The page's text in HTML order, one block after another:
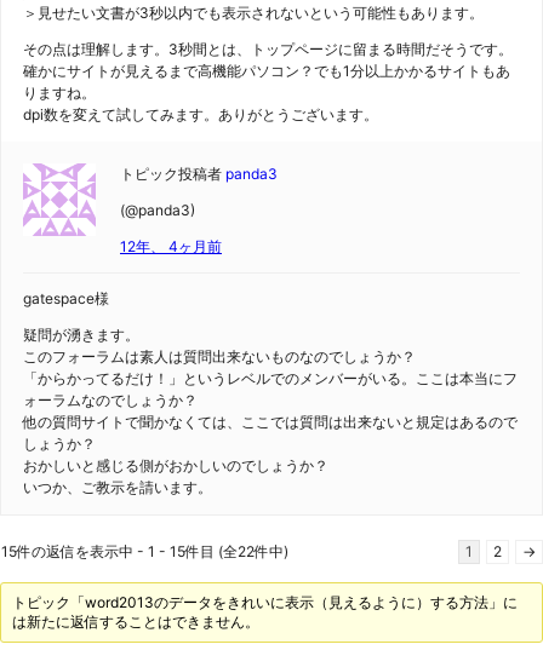
＞見せたい文書が3秒以内でも表示されないという可能性もあります。
その点は理解します。3秒間とは、トップページに留まる時間だそうです。
確かにサイトが見えるまで高機能パソコン？でも1分以上かかるサイトもあ
りますね。
dpi数を変えて試してみます。ありがとうございます。
トピック投稿者 panda3
(@panda3)
12年、 4ヶ月前
gatespace様
疑問が湧きます。
このフォーラムは素人は質問出来ないものなのでしょうか？
「からかってるだけ！」というレベルでのメンバーがいる。ここは本当にフ
ォーラムなのでしょうか？
他の質問サイトで聞かなくては、ここでは質問は出来ないと規定はあるので
しょうか？
おかしいと感じる側がおかしいのでしょうか？
いつか、ご教示を請います。
15件の返信を表示中 - 1 - 15件目 (全22件中) 1 2 →
トピック「word2013のデータをきれいに表示（見えるように）する方法」に
は新たに返信することはできません。